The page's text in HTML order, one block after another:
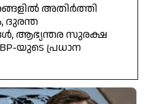
അതിർത്തി
ദുരന്ത
ആഭ്യന്തര സുരക്ഷ
യുടെ പ്രധാന